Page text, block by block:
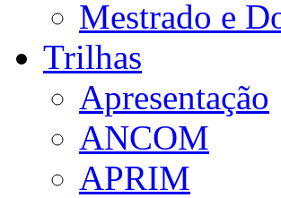
Mestrado e
Trilhas
Apresentação
ANCOM
APRIM